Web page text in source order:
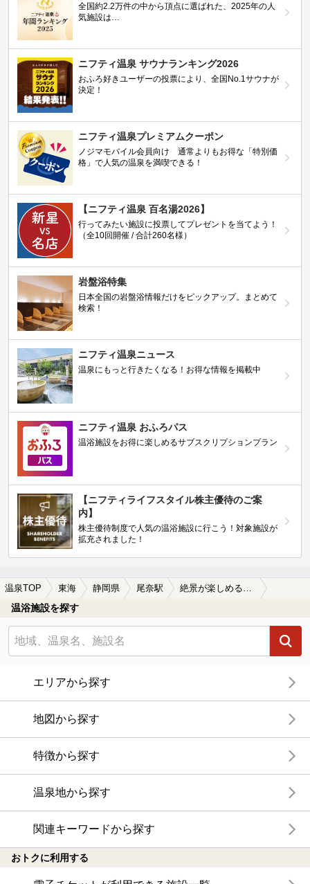
全国約2.2万件の中から頂点に選ばれた、2025年の人
気施設は…
ニフティ温泉 サウナランキング2026
おふろ好きユーザーの投票により、全国No.1サウナが
決定！
ニフティ温泉プレミアムクーポン
ノジマモバイル会員向け 通常よりもお得な「特別価
格」で人気の温泉を満喫できる！
【ニフティ温泉 百名湯2026】
行ってみたい施設に投票してプレゼントを当てよう！
（全10回開催 / 合計260名様）
岩盤浴特集
日本全国の岩盤浴情報だけをピックアップ。まとめて
検索！
ニフティ温泉ニュース
温泉にもっと行きたくなる！お得な情報を掲載中
ニフティ温泉 おふろパス
温浴施設をお得に楽しめるサブスクリプションプラン
【ニフティライフスタイル株主優待のご案
内】
株主優待制度で人気の温浴施設に行こう！対象施設が
拡充されました！
温泉TOP 東海 静岡県 尾奈駅 絶景が楽しめる尾奈駅近くの温泉、日帰り温泉、スーパー銭湯おすすめ
温浴施設を探す
エリアから探す
地図から探す
特徴から探す
温泉地から探す
関連キーワードから探す
おトクに利用する